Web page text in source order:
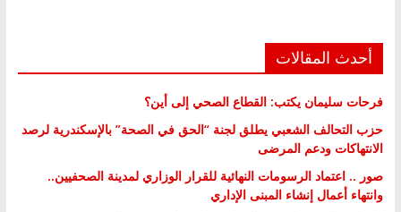
أحدث المقالات
فرحات سليمان يكتب: القطاع الصحي إلى أين؟
حزب التحالف الشعبي يطلق لجنة “الحق في الصحة” بالإسكندرية لرصد
الانتهاكات ودعم المرضى
صور .. اعتماد الرسومات النهائية للقرار الوزاري لمدينة الصحفيين..
وانتهاء أعمال إنشاء المبنى الإداري